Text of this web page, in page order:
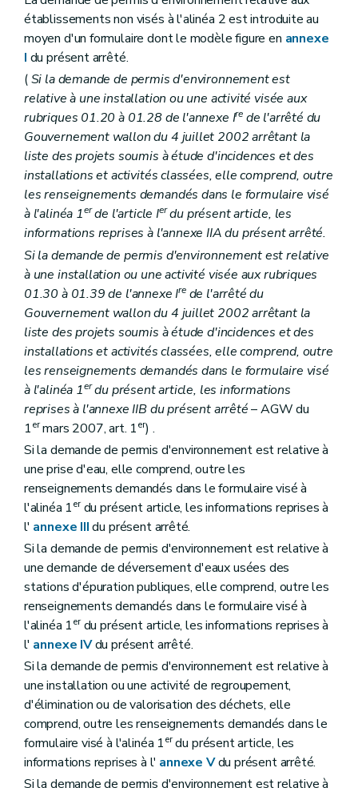
établissements non visés à l'alinéa 2 est introduite au
moyen d'un formulaire dont le modèle figure en annexe
I du présent arrêté.
(Si la demande de permis d'environnement est
relative à une installation ou une activité visée aux
rubriques 01.20 à 01.28 de l'annexe Irede l'arrêté du
Gouvernement wallon du 4 juillet 2002 arrêtant la
liste des projets soumis à étude d'incidences et des
installations et activités classées, elle comprend, outre
les renseignements demandés dans le formulaire visé
à l'alinéa 1erde l'article Ierdu présent article, les
informations reprises à l'annexe IIA du présent arrêté.
Si la demande de permis d'environnement est relative
à une installation ou une activité visée aux rubriques
01.30 à 01.39 de l'annexe Irede l'arrêté du
Gouvernement wallon du 4 juillet 2002 arrêtant la
liste des projets soumis à étude d'incidences et des
installations et activités classées, elle comprend, outre
les renseignements demandés dans le formulaire visé
à l'alinéa 1erdu présent article, les informations
reprises à l'annexe IIB du présent arrêté– AGW du
1ermars 2007, art. 1er) .
Si la demande de permis d'environnement est relative à
une prise d'eau, elle comprend, outre les
renseignements demandés dans le formulaire visé à
l'alinéa 1erdu présent article, les informations reprises à
l' annexe IIIdu présent arrêté.
Si la demande de permis d'environnement est relative à
une demande de déversement d'eaux usées des
stations d'épuration publiques, elle comprend, outre les
renseignements demandés dans le formulaire visé à
l'alinéa 1erdu présent article, les informations reprises à
l' annexe IVdu présent arrêté.
Si la demande de permis d'environnement est relative à
une installation ou une activité de regroupement,
d'élimination ou de valorisation des déchets, elle
comprend, outre les renseignements demandés dans le
formulaire visé à l'alinéa 1erdu présent article, les
informations reprises à l' annexe Vdu présent arrêté.
Si la demande de permis d'environnement est relative à